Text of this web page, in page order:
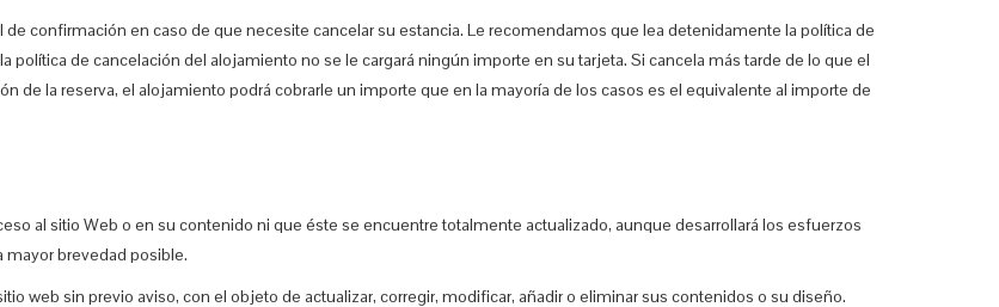
confirmación en caso de que necesite cancelar su estancia. Le recomendamos que lea detenidamente la política de
política de cancelación del alojamiento no se le cargará ningún importe en su tarjeta. Si cancela más tarde de lo que el
de la reserva, el alojamiento podrá cobrarle un importe que en la mayoría de los casos es el equivalente al importe de
al sitio Web o en su contenido ni que éste se encuentre totalmente actualizado, aunque desarrollará los esfuerzos
mayor brevedad posible.
web sin previo aviso, con el objeto de actualizar, corregir, modificar, añadir o eliminar sus contenidos o su diseño.